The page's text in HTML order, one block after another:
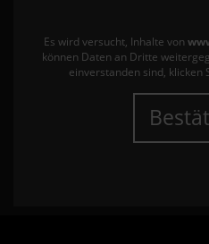
Es wird versucht, Inhalte von
können Daten an Dritte
einverstanden sind, klicken